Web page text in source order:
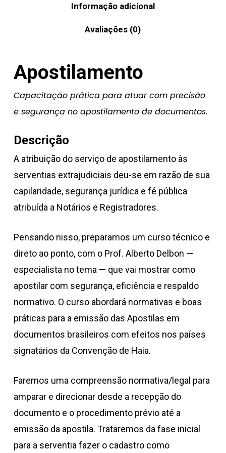
Informação adicional
Avaliações (0)
Apostilamento
Capacitação prática para atuar com precisão
e segurança no apostilamento de documentos.
Descrição
A atribuição do serviço de apostilamento às
serventias extrajudiciais deu-se em razão de sua
capilaridade, segurança jurídica e fé pública
atribuída a Notários e Registradores.
Pensando nisso, preparamos um curso técnico e
direto ao ponto, com o Prof. Alberto Delbon —
especialista no tema — que vai mostrar como
apostilar com segurança, eficiência e respaldo
normativo. O curso abordará normativas e boas
práticas para a emissão das Apostilas em
documentos brasileiros com efeitos nos países
signatários da Convenção de Haia.
Faremos uma compreensão normativa/legal para
amparar e direcionar desde a recepção do
documento e o procedimento prévio até a
emissão da apostila. Trataremos da fase inicial
para a serventia fazer o cadastro como